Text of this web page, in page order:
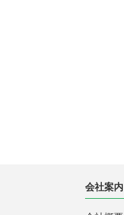
会社案内